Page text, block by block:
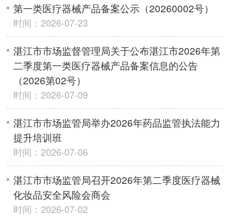
第一类医疗器械产品备案公示（20260002号）
时间：2026-07-23
湛江市市场监督管理局关于公布湛江市2026年第
二季度第一类医疗器械产品备案信息的公告
（2026第02号）
时间：2026-07-09
湛江市市场监管局举办2026年药品监管执法能力
提升培训班
时间：2026-07-06
湛江市市场监管局召开2026年第二季度医疗器械
化妆品安全风险会商会
时间：2026-07-02